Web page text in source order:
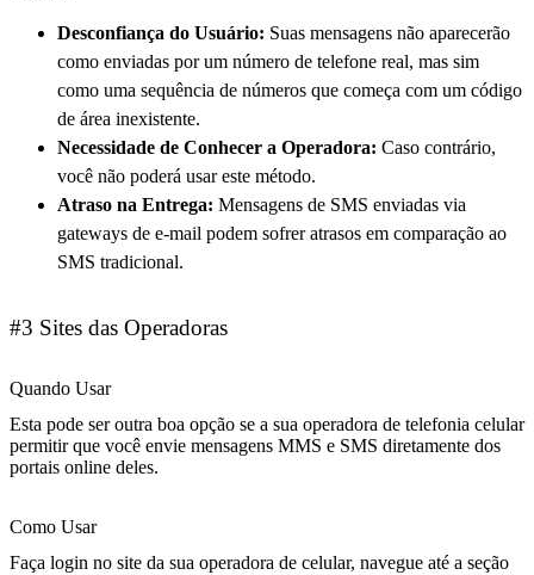
Desconfiança do Usuário: Suas mensagens não aparecerão
como enviadas por um número de telefone real, mas sim
como uma sequência de números que começa com um código
de área inexistente.
Necessidade de Conhecer a Operadora: Caso contrário,
você não poderá usar este método.
Atraso na Entrega: Mensagens de SMS enviadas via
gateways de e-mail podem sofrer atrasos em comparação ao
SMS tradicional.
#3 Sites das Operadoras
Quando Usar
Esta pode ser outra boa opção se a sua operadora de telefonia celular
permitir que você envie mensagens MMS e SMS diretamente dos
portais online deles.
Como Usar
Faça login no site da sua operadora de celular, navegue até a seção